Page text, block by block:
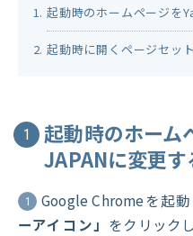
起動時のホームページを
起動時に開くページセッ
1
起動時のホーム
JAPANに変更す
1 Google Chromeを起
ーアイコン」 をクリック